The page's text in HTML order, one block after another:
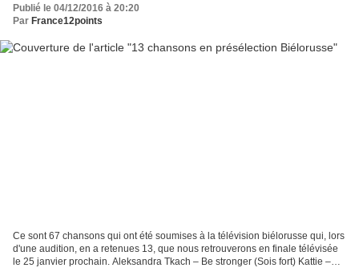
Publié le 04/12/2016 à 20:20
Par France12points
Ce sont 67 chansons qui ont été soumises à la télévision biélorusse qui, lors
d'une audition, en a retenues 13, que nous retrouverons en finale télévisée
le 25 janvier prochain. Aleksandra Tkach – Be stronger (Sois fort) Kattie –